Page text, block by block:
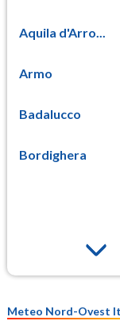
Aquila d'Arro...
Armo
Badalucco
Bordighera
Meteo Nord-Ovest